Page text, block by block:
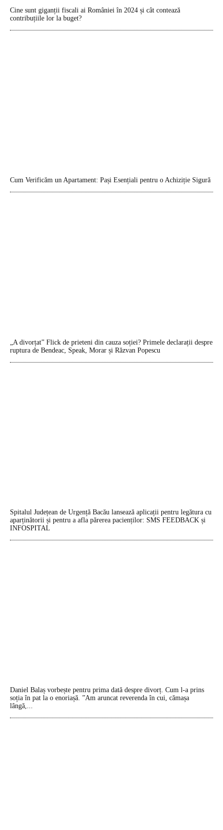
Cine sunt giganții fiscali ai României în 2024 și cât contează
contribuțiile lor la buget?
Cum Verificăm un Apartament: Pași Esențiali pentru o Achiziție Sigură
„A divorțat” Flick de prieteni din cauza soției? Primele declarații despre
ruptura de Bendeac, Speak, Morar și Răzvan Popescu
Spitalul Județean de Urgență Bacău lansează aplicații pentru legătura cu
aparținătorii și pentru a afla părerea pacienților: SMS FEEDBACK și
INFOSPITAL
Daniel Balaș vorbește pentru prima dată despre divorț. Cum l-a prins
soția în pat la o enoriașă. ”Am aruncat reverenda în cui, cămașa
lângă,...